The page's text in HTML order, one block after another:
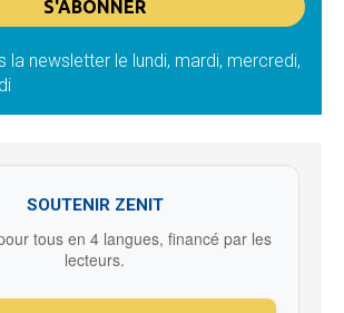
la newsletter le lundi, mardi, mercredi,
SOUTENIR ZENIT
tous en 4 langues, financé par les
lecteurs.